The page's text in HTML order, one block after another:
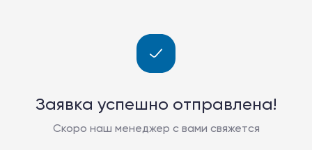
Заявка успешно отправлена!
Скоро наш менеджер с вами свяжется